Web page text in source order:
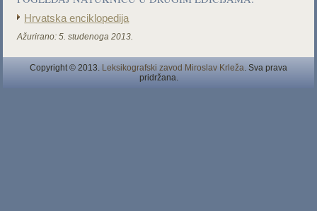
Hrvatska enciklopedija
Ažurirano: 5. studenoga 2013.
Copyright © 2013. Leksikografski zavod Miroslav Krleža. Sva prava
pridržana.